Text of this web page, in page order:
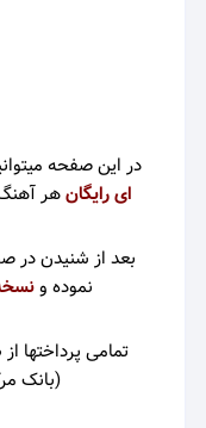
در این صفحه
ای رایگانهر
بعد از شنیدن در
نموده و
تمامی پرداختها
(بانک